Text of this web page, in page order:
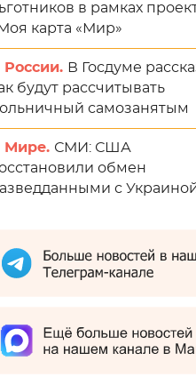
в рамках
карта «Мир»
России. В Госдуме
будут рассчитывать
самозанятым
Мире. СМИ: США
обмен
с